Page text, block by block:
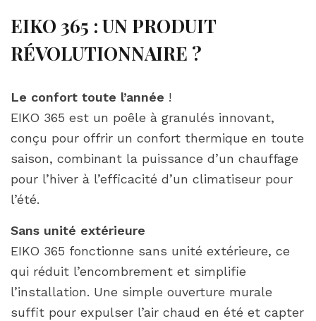
EIKO 365 : UN PRODUIT
RÉVOLUTIONNAIRE ?
Le confort toute l’année !
EIKO 365 est un poêle à granulés innovant,
conçu pour offrir un confort thermique en toute
saison, combinant la puissance d’un chauffage
pour l’hiver à l’efficacité d’un climatiseur pour
l’été.
Sans unité extérieure
EIKO 365 fonctionne sans unité extérieure, ce
qui réduit l’encombrement et simplifie
l’installation. Une simple ouverture murale
suffit pour expulser l’air chaud en été et capter